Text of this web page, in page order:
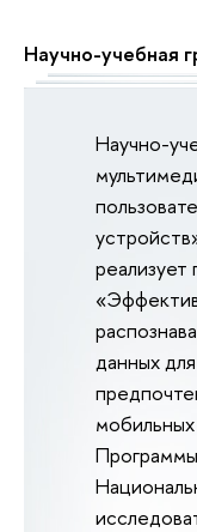
Научно-учебная
Научно-
данных